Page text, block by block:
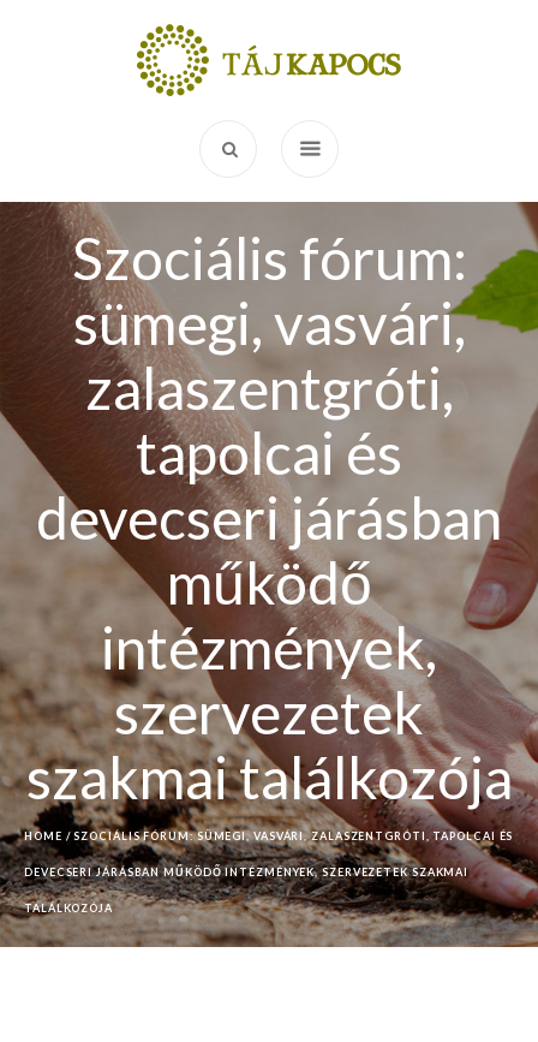
Szociális fórum:
sümegi, vasvári,
zalaszentgróti,
tapolcai és
devecseri járásban
működő
intézmények,
szervezetek
szakmai találkozója
HOME / SZOCIÁLIS FÓRUM: SÜMEGI, VASVÁRI, ZALASZENTGRÓTI, TAPOLCAI ÉS
DEVECSERI JÁRÁSBAN MŰKÖDŐ INTÉZMÉNYEK, SZERVEZETEK SZAKMAI
TALÁLKOZÓJA